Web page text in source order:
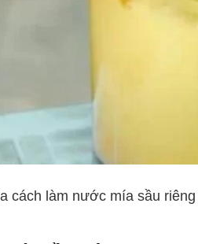
cách làm nước mía sầu